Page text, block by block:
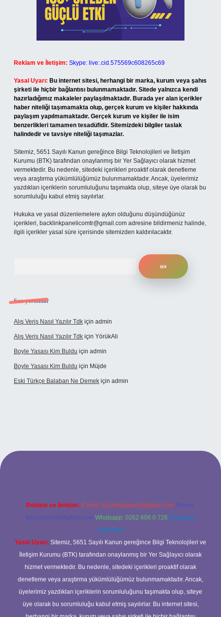
Reklam ve İletişim: Skype: live:.cid.575569c608265c69
Yasal Uyarı: Bu internet sitesi, herhangi bir marka, kurum veya şahıs
şirketi ile hiçbir bağlantısı bulunmamaktadır. Sitede yalnızca kendi
hazırladığımız makaleler paylaşılmaktadır. Burada yer alan içerikler
haber niteliği taşımamakta olup, gerçek kurum ve kişiler hakkında
paylaşım yapılmamaktadır. Gerçek kurum ve kişiler ile isim
benzerlikleri tamamen tesadüfidir. Sitemizdeki bilgiler taslak
halindedir ve tavsiye niteliği taşımazlar.
Sitemiz, 5651 Sayılı Kanun gereğince Bilgi Teknolojileri ve İletişim
Kurumu (BTK) tarafından onaylanmış bir Yer Sağlayıcı olarak hizmet
vermektedir. Bu nedenle, sitedeki içerikleri proaktif olarak denetleme
veya araştırma yükümlülüğümüz bulunmamaktadır. Ancak, üyelerimiz
yazdıkları içeriklerin sorumluluğunu taşımakta olup, siteye üye olarak bu
sorumluluğu kabul etmiş sayılırlar.
Hukuka ve yasal düzenlemelere aykırı olduğunu düşündüğünüz
içerikleri, backlinkpanelicomtr@gmail.com adresine bildirmeniz halinde,
ilgili içerikler yasal süre içerisinde sitemizden kaldırılacaktır.
Son yorumlar
Alış Veriş Nasıl Yazılır Tdk için admin
Alış Veriş Nasıl Yazılır Tdk için YörükAli
Boyle Yasası Kim Buldu için admin
Boyle Yasası Kim Buldu için Müjde
Eski Türkçe Balaban Ne Demek için admin
casino
Reklam ve İletişim: E-mail: backlinkpaneli@gmail.com Teams:
forumhizmeti@gmail.com Whatsapp: 0262 606 0 726 Telegram:
@karabul
Yasal Uyarı: Sitemiz, 5651 Sayılı Kanun gereğince Bilgi Teknolojileri ve
İletişim Kurumu (BTK) tarafından onaylanmış bir Yer Sağlayıcı olarak
hizmet vermektedir. Bu nedenle, sitedeki içerikleri proaktif olarak
denetleme veya araştırma yükümlülüğümüz bulunmamaktadır. Ancak,
üyelerimiz yazdıkları içeriklerin sorumluluğunu taşımakta olup, siteye
üye olarak bu sorumluluğu kabul etmiş sayılırlar. Bu internet sitesi,